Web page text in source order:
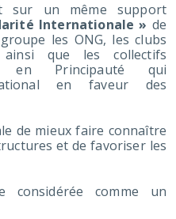
sur un même support
Internationale » de
les ONG, les clubs
que les collectifs
en Principauté qui
en faveur des
de mieux faire connaître
et de favoriser les
considérée comme un